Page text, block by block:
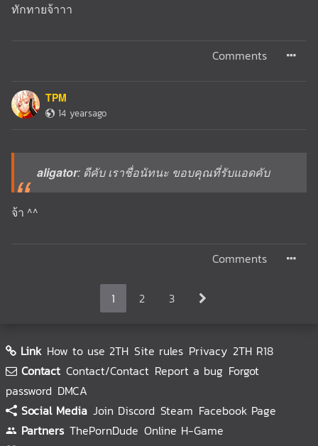
ทักทายจ้าาา
Comments
TPM
14 yearsago
aligator: ดีคับ เราชื่อนัทนะ ขอบคุณที่รับแอดคับ
จ้า ^^
Comments
1 2 3
Link How to use 2TH Site rules Privacy 2TH R18
Contact Contact/Contact Report a bug Forgot
password DMCA
Social Media Join Discord Steam Facebook Page
Partners ThePornDude Online H-Game